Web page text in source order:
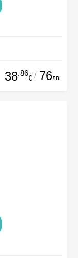
38.86
€ / 76лв.